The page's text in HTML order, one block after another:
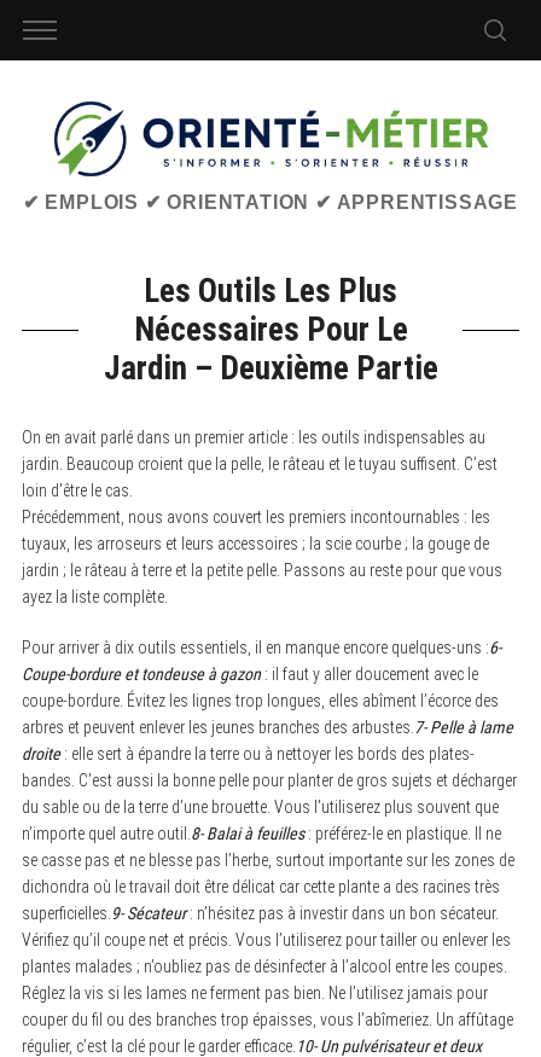
✔ EMPLOIS ✔ ORIENTATION ✔ APPRENTISSAGE
Les Outils Les Plus
Nécessaires Pour Le
Jardin – Deuxième Partie
On en avait parlé dans un premier article : les outils indispensables au
jardin. Beaucoup croient que la pelle, le râteau et le tuyau suffisent. C’est
loin d’être le cas.
Précédemment, nous avons couvert les premiers incontournables : les
tuyaux, les arroseurs et leurs accessoires ; la scie courbe ; la gouge de
jardin ; le râteau à terre et la petite pelle. Passons au reste pour que vous
ayez la liste complète.
Pour arriver à dix outils essentiels, il en manque encore quelques-uns :6-
Coupe-bordure et tondeuse à gazon: il faut y aller doucement avec le
coupe-bordure. Évitez les lignes trop longues, elles abîment l’écorce des
arbres et peuvent enlever les jeunes branches des arbustes. 7- Pelle à lame
droite: elle sert à épandre la terre ou à nettoyer les bords des plates-
bandes. C’est aussi la bonne pelle pour planter de gros sujets et décharger
du sable ou de la terre d’une brouette. Vous l’utiliserez plus souvent que
n’importe quel autre outil. 8- Balai à feuilles: préférez-le en plastique. Il ne
se casse pas et ne blesse pas l’herbe, surtout importante sur les zones de
dichondra où le travail doit être délicat car cette plante a des racines très
superficielles. 9- Sécateur: n’hésitez pas à investir dans un bon sécateur.
Vérifiez qu’il coupe net et précis. Vous l’utiliserez pour tailler ou enlever les
plantes malades ; n’oubliez pas de désinfecter à l’alcool entre les coupes.
Réglez la vis si les lames ne ferment pas bien. Ne l’utilisez jamais pour
couper du fil ou des branches trop épaisses, vous l’abîmeriez. Un affûtage
régulier, c’est la clé pour le garder efficace. 10- Un pulvérisateur et deux